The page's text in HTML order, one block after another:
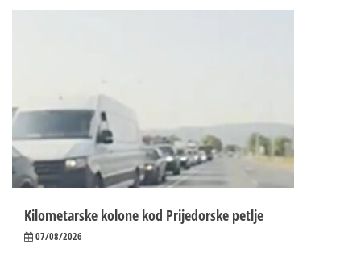
Kilometarske kolone kod Prijedorske petlje
07/08/2026